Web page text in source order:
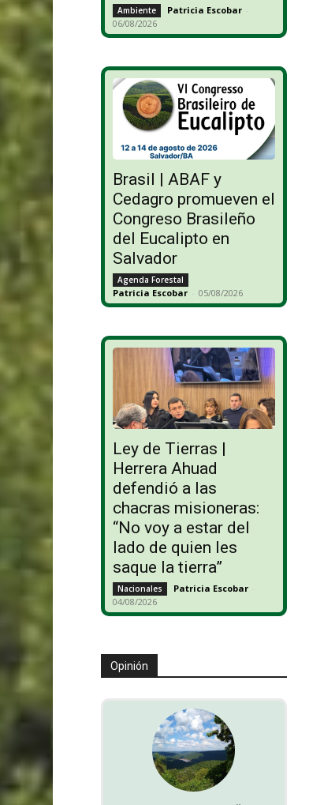
Ambiente Patricia Escobar -
06/08/2026
Brasil | ABAF y
Cedagro promueven el
Congreso Brasileño
del Eucalipto en
Salvador
Agenda Forestal
Patricia Escobar - 05/08/2026
Ley de Tierras |
Herrera Ahuad
defendió a las
chacras misioneras:
“No voy a estar del
lado de quien les
saque la tierra”
Nacionales Patricia Escobar -
04/08/2026
Opinión